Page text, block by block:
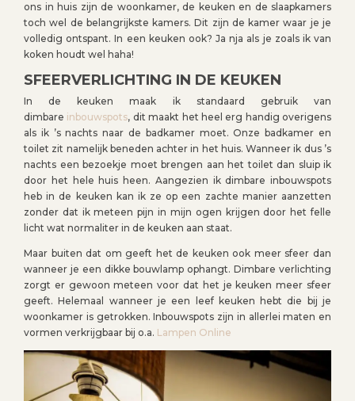
ons in huis zijn de woonkamer, de keuken en de slaapkamers
toch wel de belangrijkste kamers. Dit zijn de kamer waar je je
volledig ontspant. In een keuken ook? Ja nja als je zoals ik van
koken houdt wel haha!
SFEERVERLICHTING IN DE KEUKEN
In de keuken maak ik standaard gebruik van
dimbare inbouwspots, dit maakt het heel erg handig overigens
als ik ’s nachts naar de badkamer moet. Onze badkamer en
toilet zit namelijk beneden achter in het huis. Wanneer ik dus ’s
nachts een bezoekje moet brengen aan het toilet dan sluip ik
door het hele huis heen. Aangezien ik dimbare inbouwspots
heb in de keuken kan ik ze op een zachte manier aanzetten
zonder dat ik meteen pijn in mijn ogen krijgen door het felle
licht wat normaliter in de keuken aan staat.
Maar buiten dat om geeft het de keuken ook meer sfeer dan
wanneer je een dikke bouwlamp ophangt. Dimbare verlichting
zorgt er gewoon meteen voor dat het je keuken meer sfeer
geeft. Helemaal wanneer je een leef keuken hebt die bij je
woonkamer is getrokken. Inbouwspots zijn in allerlei maten en
vormen verkrijgbaar bij o.a. Lampen Online